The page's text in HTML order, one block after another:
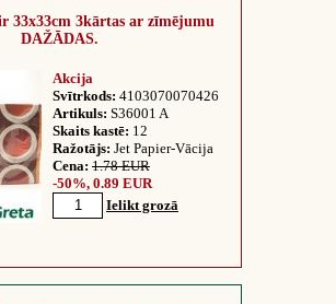
33x33cm 3kārtas ar zīmējumu
DAŽĀDAS.
Akcija
Svītrkods: 4103070070426
Artikuls: S36001 A
Skaits kastē: 12
Ražotājs: Jet Papier-Vācija
Cena: 1.78 EUR
-50%, 0.89 EUR
Ielikt grozā